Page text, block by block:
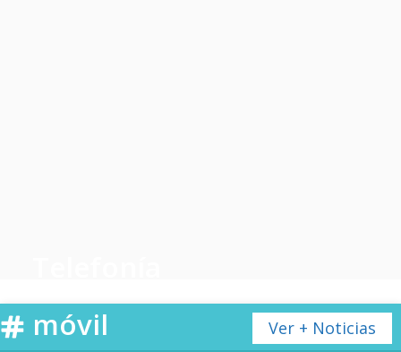
Ver + Noticias
móvil